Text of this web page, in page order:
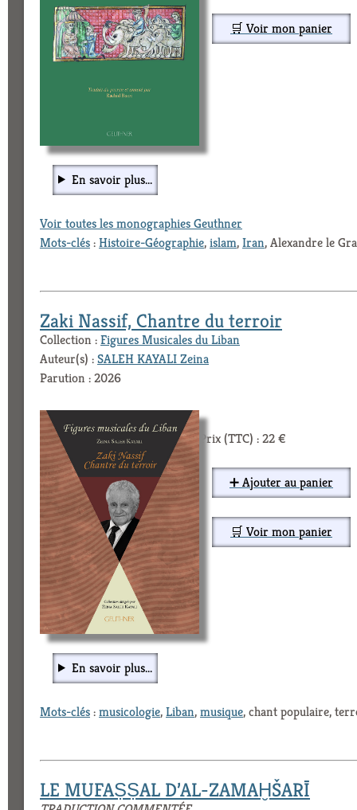
🛒 Voir mon panier
En savoir plus...
Voir toutes les monographies Geuthner
Mots-clés:Histoire-Géographie,islam,Iran, Alexandre le
Zaki Nassif, Chantre du terroir
Collection :Figures Musicales du Liban
Auteur(s) :SALEH KAYALI Zeina
Parution : 2026
Prix (TTC) : 22 €
➕ Ajouter au panier
🛒 Voir mon panier
En savoir plus...
Mots-clés:musicologie,Liban,musique, chant populaire,
LE MUFAṢṢAL D’AL-ZAMAḪŠARĪ